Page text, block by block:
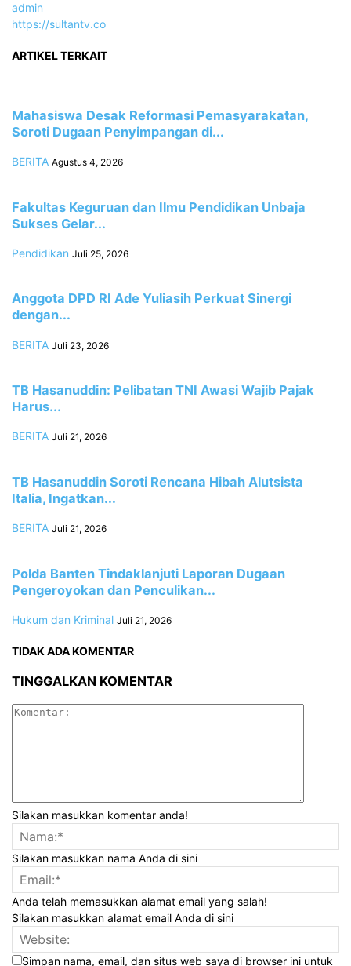
admin
https://sultantv.co
ARTIKEL TERKAIT
Mahasiswa Desak Reformasi Pemasyarakatan,
Soroti Dugaan Penyimpangan di...
BERITA Agustus 4, 2026
Fakultas Keguruan dan Ilmu Pendidikan Unbaja
Sukses Gelar...
Pendidikan Juli 25, 2026
Anggota DPD RI Ade Yuliasih Perkuat Sinergi
dengan...
BERITA Juli 23, 2026
TB Hasanuddin: Pelibatan TNI Awasi Wajib Pajak
Harus...
BERITA Juli 21, 2026
TB Hasanuddin Soroti Rencana Hibah Alutsista
Italia, Ingatkan...
BERITA Juli 21, 2026
Polda Banten Tindaklanjuti Laporan Dugaan
Pengeroyokan dan Penculikan...
Hukum dan Kriminal Juli 21, 2026
TIDAK ADA KOMENTAR
TINGGALKAN KOMENTAR
Silakan masukkan komentar anda!
Silakan masukkan nama Anda di sini
Anda telah memasukkan alamat email yang salah!
Silakan masukkan alamat email Anda di sini
Simpan nama, email, dan situs web saya di browser ini untuk